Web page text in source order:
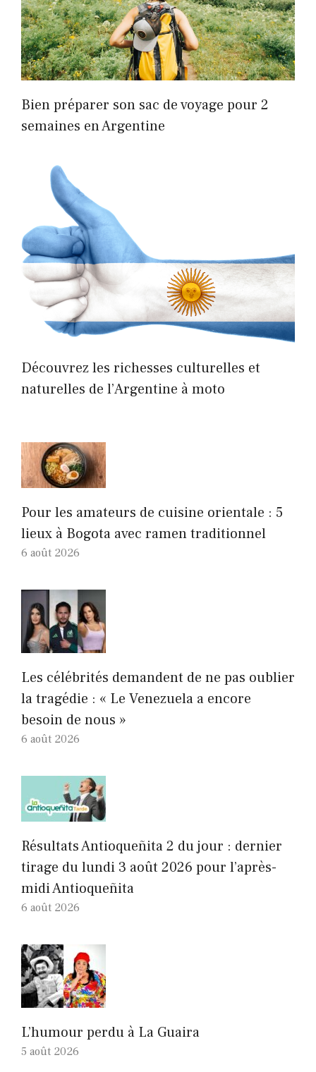
Bien préparer son sac de voyage pour 2
semaines en Argentine
Découvrez les richesses culturelles et
naturelles de l’Argentine à moto
Pour les amateurs de cuisine orientale : 5
lieux à Bogota avec ramen traditionnel
6 août 2026
Les célébrités demandent de ne pas oublier
la tragédie : « Le Venezuela a encore
besoin de nous »
6 août 2026
Résultats Antioqueñita 2 du jour : dernier
tirage du lundi 3 août 2026 pour l’après-
midi Antioqueñita
6 août 2026
L’humour perdu à La Guaira
5 août 2026